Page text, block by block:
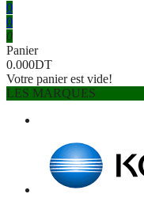
0
0
0
Panier
0.000DT
Votre panier est vide!
LES MARQUES